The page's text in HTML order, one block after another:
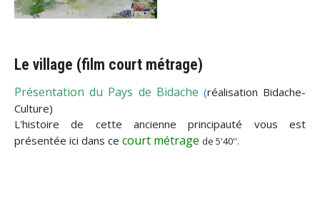
Le village (film court métrage)
Présentation du Pays de Bidache (réalisation Bidache-
Culture)
L'histoire de cette ancienne principauté vous est
présentée ici dans ce court métrage de 5'40''.